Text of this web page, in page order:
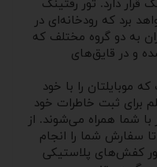
دارد. تور رفتینگ
برد که رودخانه‌ای در
به دو گروه مختلف که
تقسیم شده و در قایق‌های
موبایلتان را با خود
برای ثبت خاطرات خود
شما همراه می‌شوند. از
سفارش شما را انجام
کفش‌های پلاستیکی